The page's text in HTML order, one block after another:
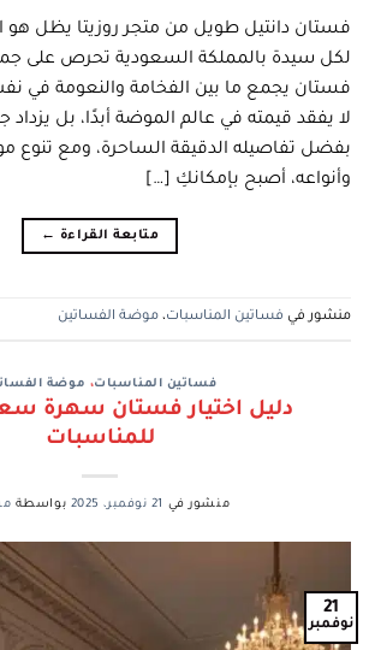
فستان دانتيل طويل من متجر روزيتا يظل هو
لكل سيدة بالمملكة السعودية تحرص على
فستان يجمع ما بين الفخامة والنعومة في
لا يفقد قيمته في عالم الموضة أبدًا، بل يزداد
بفضل تفاصيله الدقيقة الساحرة، ومع تنوع
وأنواعه، أصبح بإمكانكِ […]
متابعة القراءة ←
منشور في فساتين المناسبات، موضة الفساتين
فساتين المناسبات، موضة
دليل اختيار فستان سهرة
للمناسبات
منشور في 21 نوفمبر، 2025 بواسطة
21
نوفمبر